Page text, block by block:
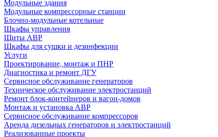
Модульные здания
Модульные компрессорные станции
Блочно-модульные котельные
Шкафы управления
Щиты АВР
Шкафы для сушки и дезинфекции
Услуги
Проектирование, монтаж и ПНР
Диагностика и ремонт ДГУ
Сервисное обслуживание генераторов
Техническое обслуживание электростанций
Ремонт блок-контейнеров и вагон-домов
Монтаж и установка АВР
Сервисное обслуживание компрессоров
Аренда дизельных генераторов и электростанций
Реализованные проекты